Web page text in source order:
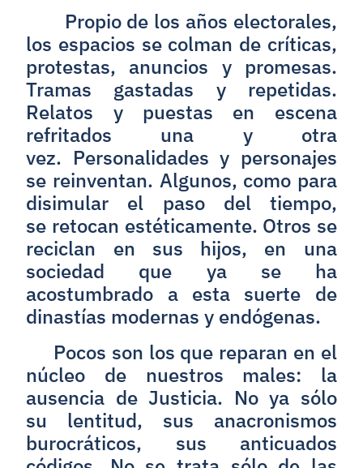
Propio de los años electorales,
los espacios se colman de críticas,
protestas, anuncios y promesas.
Tramas gastadas y repetidas.
Relatos y puestas en escena
refritados una y otra
vez. Personalidades y personajes
se reinventan. Algunos, como para
disimular el paso del tiempo,
se retocan estéticamente. Otros se
reciclan en sus hijos, en una
sociedad que ya se ha
acostumbrado a esta suerte de
dinastías modernas y endógenas.
Pocos son los que reparan en el
núcleo de nuestros males: la
ausencia de Justicia. No ya sólo
su lentitud, sus anacronismos
burocráticos, sus anticuados